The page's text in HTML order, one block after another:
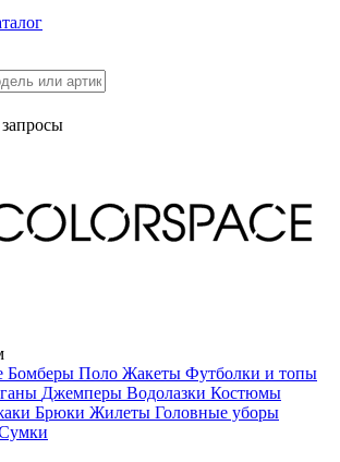
Бомберы Поло Жакеты Футболки и топы
Джемперы Водолазки Костюмы
Брюки Жилеты Головные уборы